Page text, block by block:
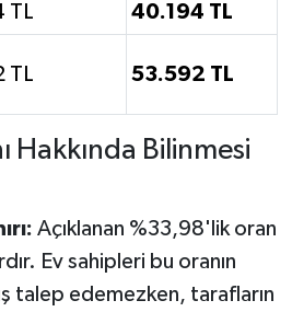
TL 40.194 TL
TL 53.592 TL
Hakkında Bilinmesi
Açıklanan %33,98'lik oran
Ev sahipleri bu oranın
talep edemezken, tarafların